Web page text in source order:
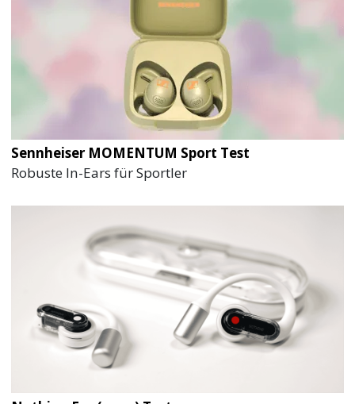
Sennheiser MOMENTUM Sport Test
Robuste In-Ears für Sportler